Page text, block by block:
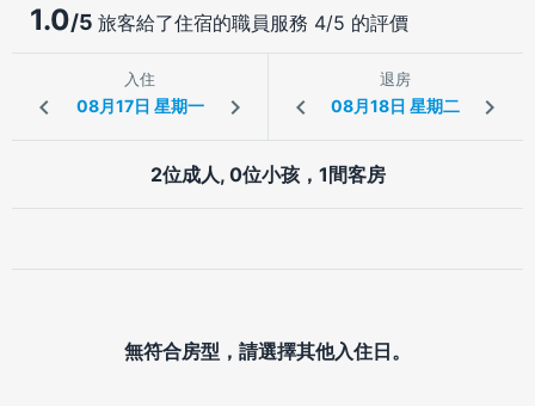
1.0/5 旅客給了住宿的職員服務 4/5 的評價
入住 退房
2位成人, 0位小孩，1間客房
無符合房型，請選擇其他入住日。